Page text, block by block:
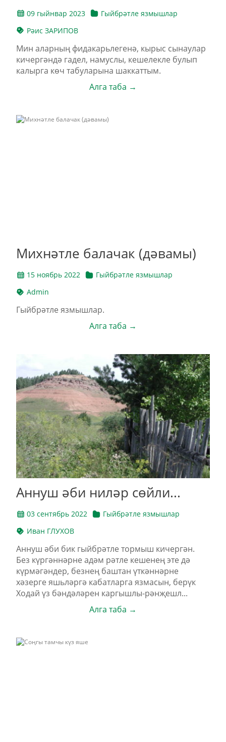
09 гыйнвар 2023
Гыйбрәтле язмышлар
Рәис ЗАРИПОВ
Мин аларның фидакарьлегенә, кырыс сынаулар
кичергәндә гадел, намуслы, ке­шелекле булып
калырга көч табуларына шаккаттым.
Алга таба →
Михнәтле балачак (дәвамы)
15 ноябрь 2022
Гыйбрәтле язмышлар
Admin
Гыйбрәтле язмышлар.
Алга таба →
Аннуш әби ниләр сөйли...
03 сентябрь 2022
Гыйбрәтле язмышлар
Иван ГЛУХОВ
Аннуш әби бик гыйбрәтле тормыш кичергән.
Без күргәннәрне адәм рәтле кешенең эте дә
күрмәгәндер, безнең баштан үткәннәрне
хәзерге яшьләргә кабатларга язмасын, берүк
Ходай үз бәндәләрен каргышлы-рәнҗешл...
Алга таба →